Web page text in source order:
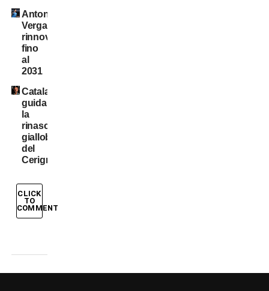
Antonio
Vergara,
rinnovo
fino
al
2031
Catalano
guida
la
rinascita
gialloblù
del
Cerignola
CLICK
TO
COMMENT